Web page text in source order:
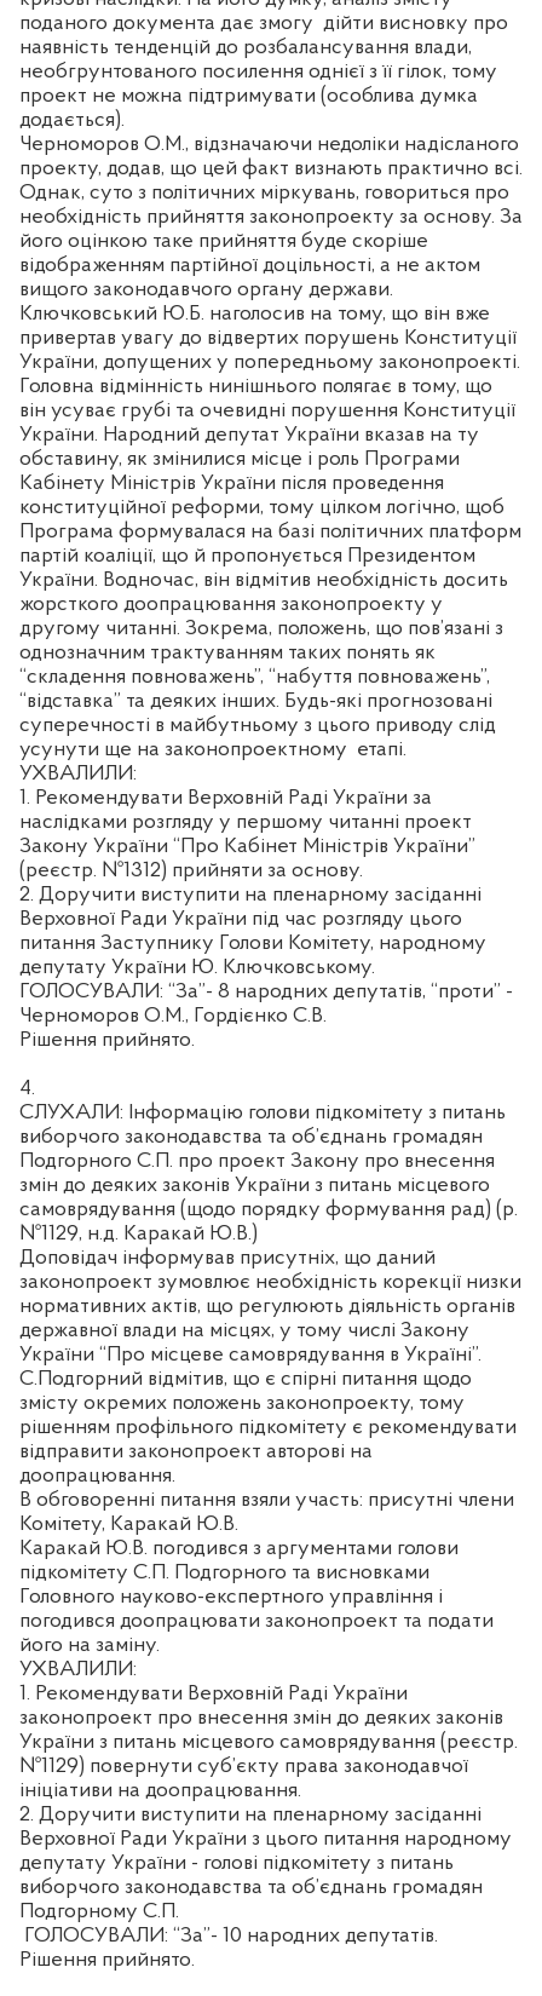
поданого документа дає змогу дійти висновку про
наявність тенденцій до розбалансування влади,
необгрунтованого посилення однієї з її гілок, тому
проект не можна підтримувати (особлива думка
додається).
Черноморов О.М., відзначаючи недоліки надісланого
проекту, додав, що цей факт визнають практично всі.
Однак, суто з політичних міркувань, говориться про
необхідність прийняття законопроекту за основу. За
його оцінкою таке прийняття буде скоріше
відображенням партійної доцільності, а не актом
вищого законодавчого органу держави.
Ключковський Ю.Б. наголосив на тому, що він вже
привертав увагу до відвертих порушень Конституції
України, допущених у попередньому законопроекті.
Головна відмінність нинішнього полягає в тому, що
він усуває грубі та очевидні порушення Конституції
України. Народний депутат України вказав на ту
обставину, як змінилися місце і роль Програми
Кабінету Міністрів України після проведення
конституційної реформи, тому цілком логічно, щоб
Програма формувалася на базі політичних платформ
партій коаліції, що й пропонується Президентом
України. Водночас, він відмітив необхідність досить
жорсткого доопрацювання законопроекту у
другому читанні. Зокрема, положень, що пов’язані з
однозначним трактуванням таких понять як
“складення повноважень”, “набуття повноважень”,
“відставка” та деяких інших. Будь-які прогнозовані
суперечності в майбутньому з цього приводу слід
усунути ще на законопроектному етапі.
УХВАЛИЛИ:
1. Рекомендувати Верховній Раді України за
наслідками розгляду у першому читанні проект
Закону України “Про Кабінет Міністрів України”
(реєстр. №1312) прийняти за основу.
2. Доручити виступити на пленарному засіданні
Верховної Ради України під час розгляду цього
питання Заступнику Голови Комітету, народному
депутату України Ю. Ключковському.
ГОЛОСУВАЛИ: “За”- 8 народних депутатів, “проти” -
Черноморов О.М., Гордієнко С.В.
Рішення прийнято.
4.
СЛУХАЛИ: Інформацію голови підкомітету з питань
виборчого законодавства та об’єднань громадян
Подгорного С.П. про проект Закону про внесення
змін до деяких законів України з питань місцевого
самоврядування (щодо порядку формування рад) (р.
№1129, н.д. Каракай Ю.В.)
Доповідач інформував присутніх, що даний
законопроект зумовлює необхідність корекції низки
нормативних актів, що регулюють діяльність органів
державної влади на місцях, у тому числі Закону
України “Про місцеве самоврядування в Україні”.
С.Подгорний відмітив, що є спірні питання щодо
змісту окремих положень законопроекту, тому
рішенням профільного підкомітету є рекомендувати
відправити законопроект авторові на
доопрацювання.
В обговоренні питання взяли участь: присутні члени
Комітету, Каракай Ю.В.
Каракай Ю.В. погодився з аргументами голови
підкомітету С.П. Подгорного та висновками
Головного науково-експертного управління і
погодився доопрацювати законопроект та подати
його на заміну.
УХВАЛИЛИ:
1. Рекомендувати Верховній Раді України
законопроект про внесення змін до деяких законів
України з питань місцевого самоврядування (реєстр.
№1129) повернути суб’єкту права законодавчої
ініціативи на доопрацювання.
2. Доручити виступити на пленарному засіданні
Верховної Ради України з цього питання народному
депутату України - голові підкомітету з питань
виборчого законодавства та об’єднань громадян
Подгорному С.П.
ГОЛОСУВАЛИ: “За”- 10 народних депутатів.
Рішення прийнято.